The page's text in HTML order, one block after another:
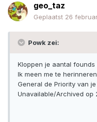
geo_taz
Geplaatst 26
Powk zei:
Kloppen je aantal
Ik meen me te
General de Priority van
Unavailable/Archived op